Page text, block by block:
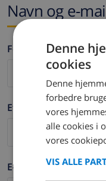
Navn og e-
Fornavn *
Efternavn *
E-mail *
Denne
cookies
Denne
forbedre
vores
alle cookies i
vores
VIS ALLE